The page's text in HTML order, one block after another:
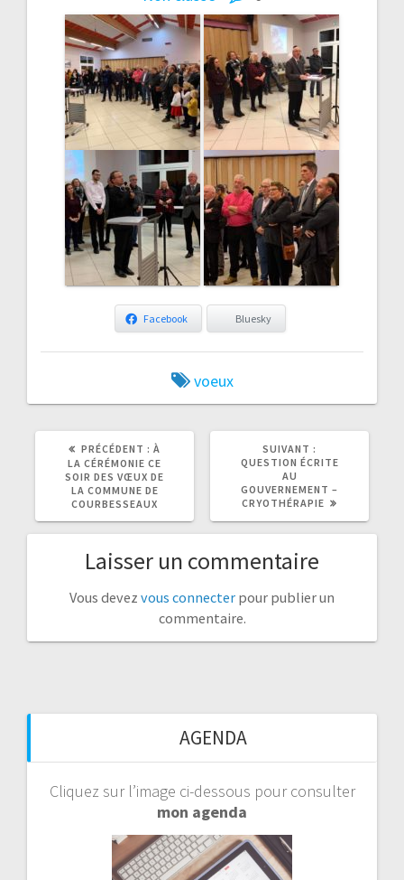
Facebook Bluesky
voeux
PRÉCÉDENT :
ARTICLE
PRÉCÉDENT
À
LA CÉRÉMONIE CE
SOIR DES VŒUX DE
LA COMMUNE DE
COURBESSEAUX
SUIVANT :
ARTICLE
SUIVANT
QUESTION ÉCRITE
AU
GOUVERNEMENT –
CRYOTHÉRAPIE
Laisser un commentaire
Vous devez vous connecter pour publier un
commentaire.
AGENDA
Cliquez sur l’image ci-dessous pour consulter
mon agenda